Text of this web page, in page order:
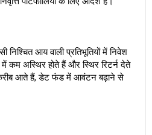
आय वाली प्रतिभूतियों में निवेश
कम अस्थिर होते हैं और स्थिर रिटर्न देते
आते हैं, डेट फंड में आवंटन बढ़ाने से